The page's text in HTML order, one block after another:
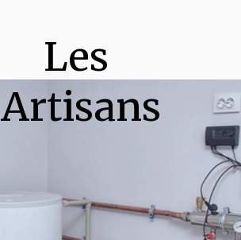
Les
Artisans